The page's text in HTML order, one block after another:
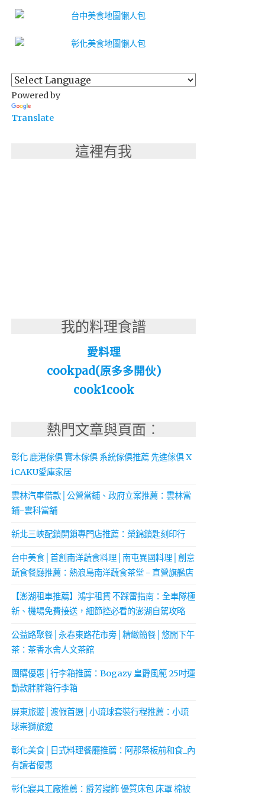
Powered by
Translate
這裡有我
我的料理食譜
愛料理
cookpad(原多多開伙)
cook1cook
熱門文章與頁面︰
彰化 鹿港傢俱 實木傢俱 系統傢俱推薦 先進傢俱 X
iCAKU愛庫家居
雲林汽車借款│公營當鋪、政府立案推薦：雲林當
鋪-雲科當舖
新北三峽配鎖開鎖專門店推薦：榮錦鎖匙刻印行
台中美食│首創南洋蔬食料理│南屯異國料理│創意
蔬食餐廳推薦：熱浪島南洋蔬食茶堂 - 直營旗艦店
【澎湖租車推薦】鴻宇租賃 不踩雷指南：全車隊極
新、機場免費接送，細節控必看的澎湖自駕攻略
公益路聚餐│永春東路花市旁│精緻簡餐│悠閒下午
茶：茶香水舍人文茶館
團購優惠│行李箱推薦：Bogazy 皇爵風範 25吋運
動款胖胖箱行李箱
屏東旅遊│渡假首選│小琉球套裝行程推薦：小琉
球崇獅旅遊
彰化美食│日式料理餐廳推薦：阿那祭板前和食_內
有讀者優惠
彰化寢具工廠推薦：爵芳寢飾 優質床包 床罩 棉被